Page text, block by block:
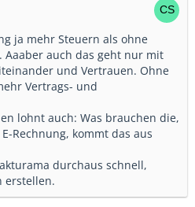
zu bezahlen). Aaaber auch
Miteinander und
es halt eben mehr Vertrags-
lohnt auch: Was brauchen die,
Rechnung, kommt das aus
durchaus schnell,
erstellen.
ja mehr Steuern als ohne
Aaaber auch das geht nur mit
und Vertrauen. Ohne
Vertrags- und
lohnt auch: Was brauchen die,
Rechnung, kommt das aus
durchaus schnell,
erstellen.